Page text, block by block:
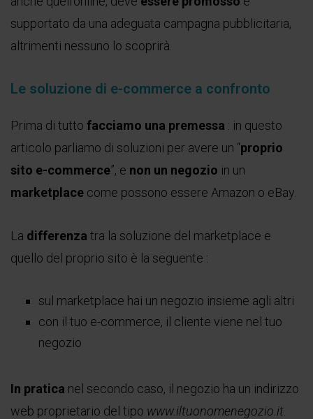
supportato da una adeguata campagna pubblicitaria,
altrimenti nessuno lo scoprirà.
Le soluzione di e-commerce a confronto
Prima di tutto facciamo una premessa : in questo
articolo parliamo di soluzioni per avere un “proprio
sito e-commerce”, e non un negozio in un
marketplace come possono essere Amazon o eBay.
La differenza tra la soluzione del marketplace e
quello del proprio sito è la seguente :
sul marketplace hai un negozio insieme agli altri
con il tuo e-commerce, il cliente viene nel tuo
negozio
In pratica nel secondo caso, il negozio ha un indirizzo
web proprietario del tipo www.iltuonomenegozio.it